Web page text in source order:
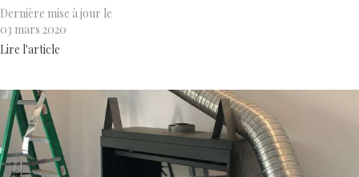
Dernière mise à jour le
03 mars 2020
Lire l'article